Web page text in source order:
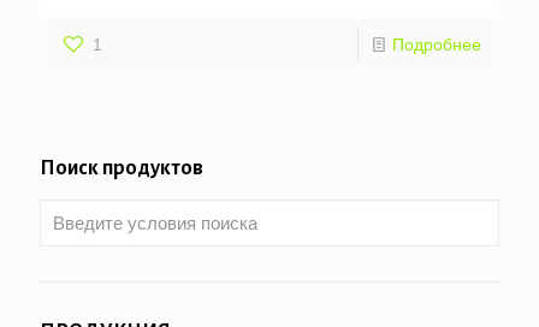
1 Подробнее
Поиск продуктов